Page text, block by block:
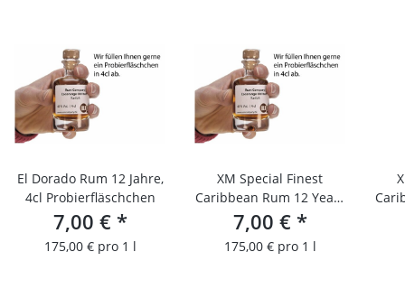
El Dorado Rum 12 Jahre,
4cl Probierfläschchen
7,00 € *
175,00 € pro 1 l
XM Special Finest
Caribbean Rum 12 Years
Old/4cl Probierfläschen
7,00 € *
175,00 € pro 1 l